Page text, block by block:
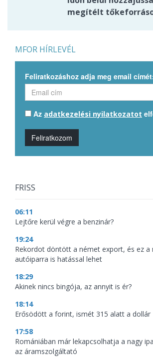
megítélt
MFOR HÍRLEVÉL
Feliratkozáshoz adja meg email
Az adatkezelési nyilatkozatot
Feliratkozom
FRISS
06:11
Lejtőre kerül végre a benzinár?
19:24
Rekordot döntött a német export, és ez a
autóiparra is hatással lehet
18:29
Akinek nincs bingója, az annyit is ér?
18:14
Erősödött a forint, ismét 315 alatt a dollár
17:58
Romániában már lekapcsolhatja a nagy
az áramszolgáltató